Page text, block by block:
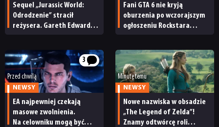
Sequel „Jurassic World:
Odrodzenie” stracił
reżysera. Gareth Edwards
Fani GTA 6 nie kryją
oburzenia po wczorajszym
ogłoszeniu Rockstara
3
Przed chwilą
NEWSY
EA najpewniej czekają
masowe zwolnienia.
Na celowniku mogą być
Minutę temu
NEWSY
Nowe nazwiska w obsadzie
„The Legend of Zelda”!
Znamy odtwórcę roli